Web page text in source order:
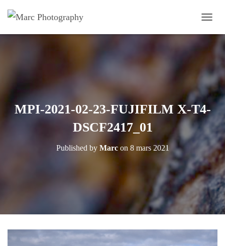
MPI-2021-02-23-FUJIFILM X-T4-
DSCF2417_01
Published by Marcon 8 mars 2021